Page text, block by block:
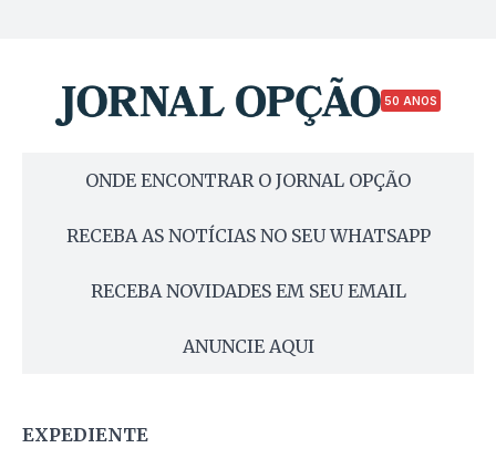
50 ANOS
ONDE ENCONTRAR O JORNAL OPÇÃO
RECEBA AS NOTÍCIAS NO SEU WHATSAPP
RECEBA NOVIDADES EM SEU EMAIL
ANUNCIE AQUI
EXPEDIENTE